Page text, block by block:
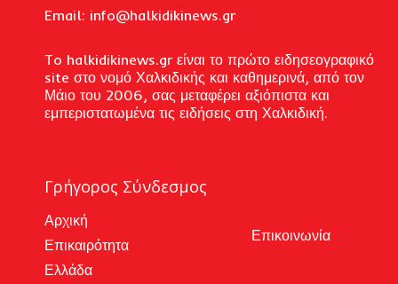
Email: info@halkidikinews.gr
To halkidikinews.gr είναι το πρώτο ειδησεογραφικό
site στο νομό Χαλκιδικής και καθημερινά, από τον
Μάιο του 2006, σας μεταφέρει αξιόπιστα και
εμπεριστατωμένα τις ειδήσεις στη Χαλκιδική.
Γρήγορος Σύνδεσμος
Αρχική
Επικαιρότητα
Ελλάδα
Επικοινωνία